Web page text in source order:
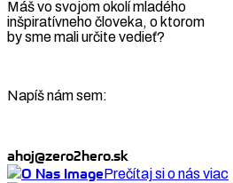
Máš vo svojom okolí mladého
inšpiratívneho človeka, o ktorom
by sme mali určite vedieť?
Napíš nám sem:
ahoj@zero2hero.sk
Prečítaj si o nás viac